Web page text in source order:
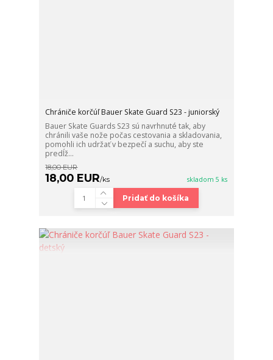
Chrániče korčúľ Bauer Skate Guard S23 - juniorský
Bauer Skate Guards S23 sú navrhnuté tak, aby
chránili vaše nože počas cestovania a skladovania,
pomohli ich udržať v bezpečí a suchu, aby ste
predĺž...
18,00 EUR
18,00 EUR/ks skladom 5 ks
Pridať do košíka